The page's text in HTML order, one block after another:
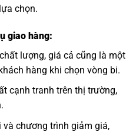
chọn.
giao hàng:
lượng, giá cả cũng là một
hàng khi chọn vòng bi.
cạnh tranh trên thị trường,
chương trình giảm giá,